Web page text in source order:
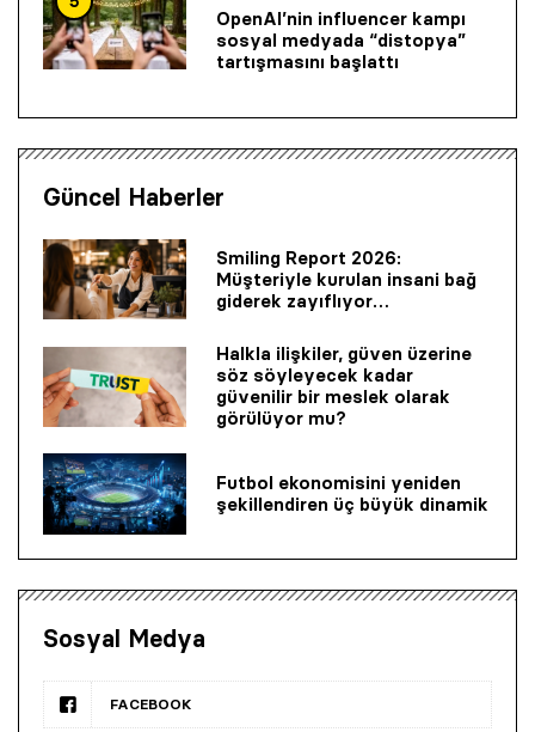
OpenAI’nin influencer kampı
sosyal medyada “distopya”
tartışmasını başlattı
Güncel Haberler
Smiling Report 2026:
Müşteriyle kurulan insani bağ
giderek zayıflıyor…
Halkla ilişkiler, güven üzerine
söz söyleyecek kadar
güvenilir bir mes­lek olarak
görülüyor mu?
Futbol ekonomisini yeniden
şekillendiren üç büyük dinamik
Sosyal Medya
FACEBOOK